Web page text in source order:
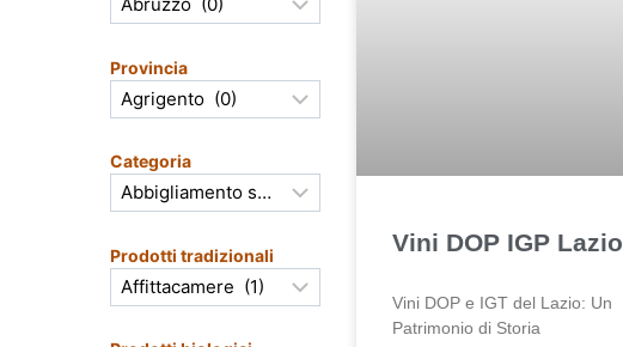
Provincia
Categoria
Prodotti tradizionali Vini DOP IGP Lazio
Vini DOP e IGT del Lazio: Un
Patrimonio di Storia